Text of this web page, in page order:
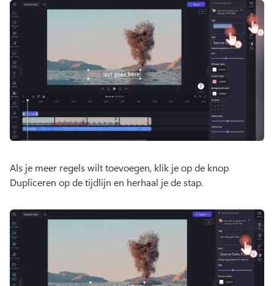
Als je meer regels wilt toevoegen, klik je op de knop
Dupliceren op de tijdlijn en herhaal je de stap.